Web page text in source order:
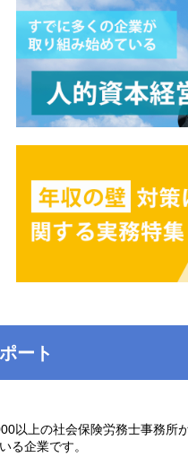
2-1-20 お茶の水ユニオンビ
ート
以上の社会保険労務士事務所
る企業です。